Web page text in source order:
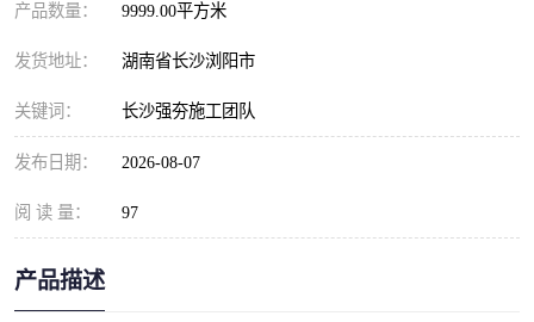
产品数量： 9999.00平方米
发货地址： 湖南省长沙浏阳市
关键词： 长沙强夯施工团队
发布日期： 2026-08-07
阅 读 量： 97
产品描述